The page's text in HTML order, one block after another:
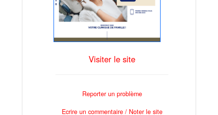
Visiter le site
Reporter un problème
Ecrire un commentaire / Noter le site